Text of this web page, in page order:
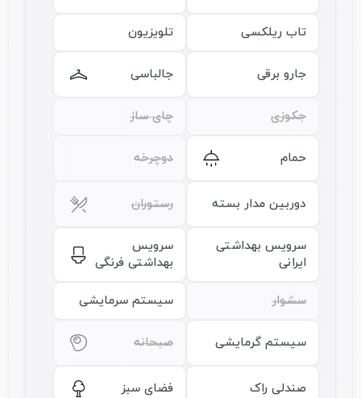
تاب ریلکسی تلویزیون
جارو برقی جالباسی
جکوزی چای ساز
حمام دوچرخه
دوربین مدار بسته رستوران
سرویس بهداشتی
ایرانی
سرویس
بهداشتی فرنگی
سشوار سیستم سرمایشی
سیستم گرمایشی صبحانه
صندلی راک فضای سبز